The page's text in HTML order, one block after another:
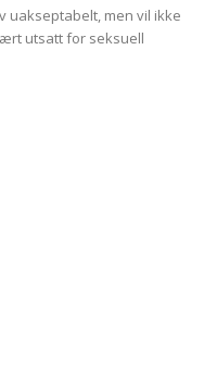
uakseptabelt, men vil ikke
utsatt for seksuell